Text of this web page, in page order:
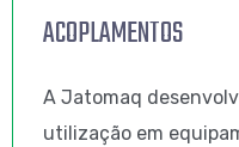
ACOPLAMENTOS
A Jatomaq
utilização em